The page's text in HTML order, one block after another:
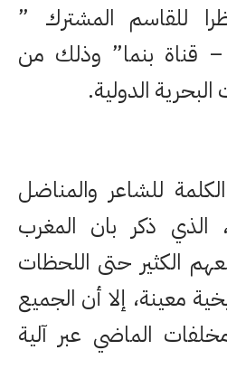
للقاسم المشترك ”
بنما” وذلك من
الدولية.
للشاعر والمناضل
الذي ذكر بان المغرب
الكثير حتى اللحظات
معينة، إلا أن الجميع
الماضي عبر آلية